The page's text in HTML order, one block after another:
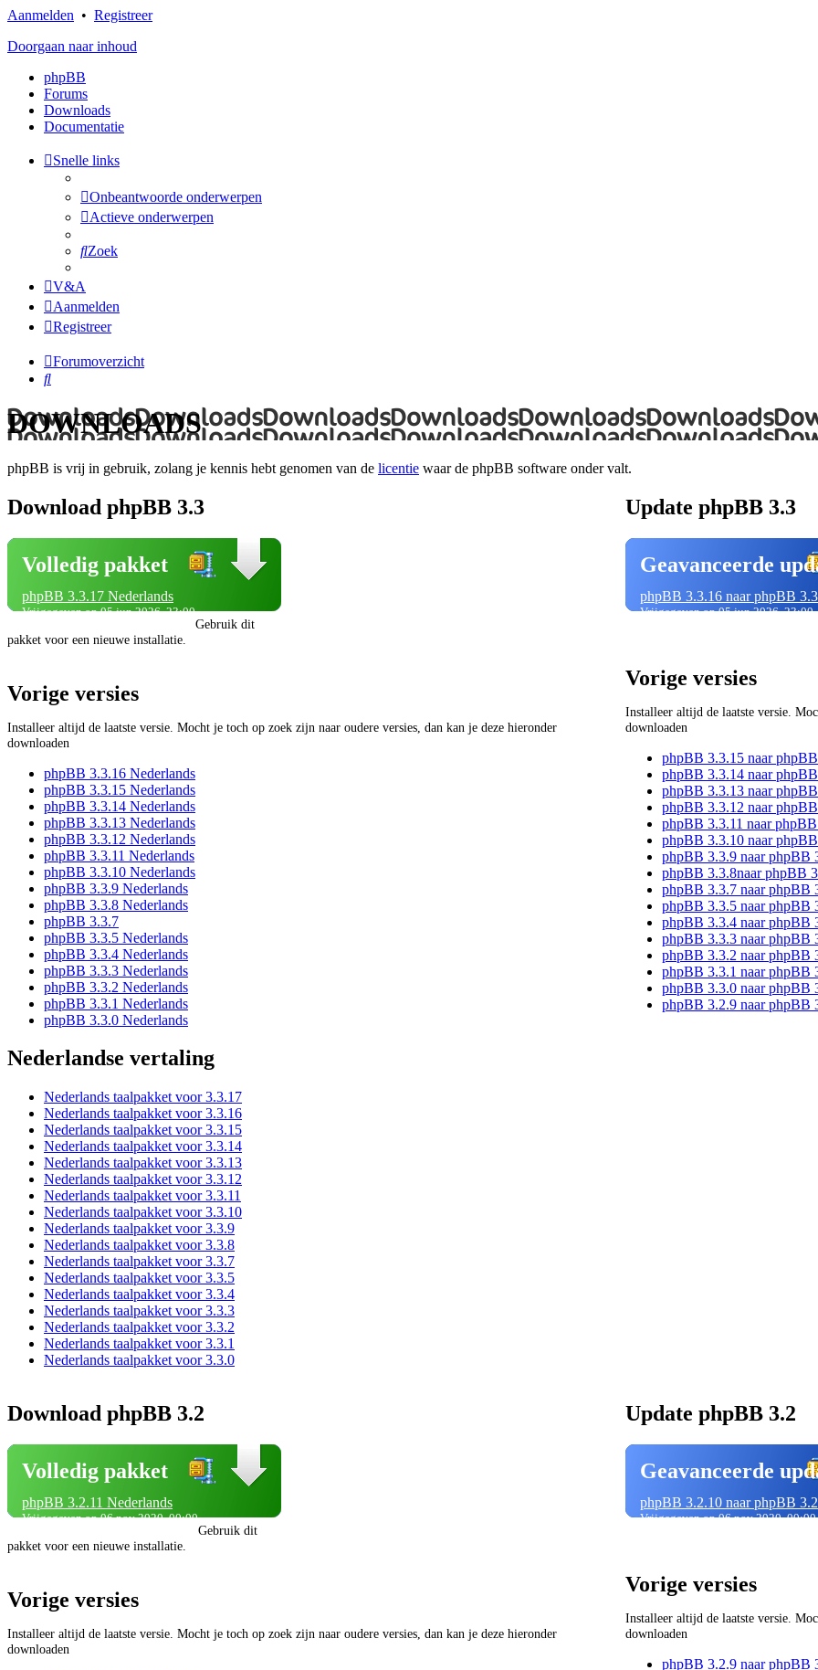
Aanmelden • Registreer
Doorgaan naar inhoud
phpBB
Forums
Downloads
Documentatie
Snelle links
Onbeantwoorde onderwerpen
Actieve onderwerpen
Zoek
V&A
Aanmelden
Registreer
Forumoverzicht
Zoek
DOWNLOADS
phpBB is vrij in gebruik, zolang je kennis hebt genomen van de licentie waar de phpBB software onder valt.
Download phpBB 3.3
Volledig pakket
phpBB 3.3.17 Nederlands
Vrijgegeven op 05 jun 2026, 23:00
Gebruik dit
pakket voor een nieuwe installatie.
Vorige versies
Installeer altijd de laatste versie. Mocht je toch op zoek zijn naar oudere versies, dan kan je deze hieronder
downloaden
phpBB 3.3.16 Nederlands
phpBB 3.3.15 Nederlands
phpBB 3.3.14 Nederlands
phpBB 3.3.13 Nederlands
phpBB 3.3.12 Nederlands
phpBB 3.3.11 Nederlands
phpBB 3.3.10 Nederlands
phpBB 3.3.9 Nederlands
phpBB 3.3.8 Nederlands
phpBB 3.3.7
phpBB 3.3.5 Nederlands
phpBB 3.3.4 Nederlands
phpBB 3.3.3 Nederlands
phpBB 3.3.2 Nederlands
phpBB 3.3.1 Nederlands
phpBB 3.3.0 Nederlands
Nederlandse vertaling
Nederlands taalpakket voor 3.3.17
Nederlands taalpakket voor 3.3.16
Nederlands taalpakket voor 3.3.15
Nederlands taalpakket voor 3.3.14
Nederlands taalpakket voor 3.3.13
Nederlands taalpakket voor 3.3.12
Nederlands taalpakket voor 3.3.11
Nederlands taalpakket voor 3.3.10
Nederlands taalpakket voor 3.3.9
Nederlands taalpakket voor 3.3.8
Nederlands taalpakket voor 3.3.7
Nederlands taalpakket voor 3.3.5
Nederlands taalpakket voor 3.3.4
Nederlands taalpakket voor 3.3.3
Nederlands taalpakket voor 3.3.2
Nederlands taalpakket voor 3.3.1
Nederlands taalpakket voor 3.3.0
Update phpBB 3.3
Geavanceerde
phpBB 3.3.16 naar phpBB
Vrijgegeven op 05 jun 2026, 23:00
Vorige versies
Installeer altijd de laatste versie.
downloaden
phpBB 3.3.15 naar
phpBB 3.3.14 naar
phpBB 3.3.13 naar
phpBB 3.3.12 naar
phpBB 3.3.11 naar
phpBB 3.3.10 naar phpBB
phpBB 3.3.9 naar phpBB
phpBB 3.3.8naar phpBB
phpBB 3.3.7 naar phpBB
phpBB 3.3.5 naar phpBB
phpBB 3.3.4 naar phpBB
phpBB 3.3.3 naar phpBB
phpBB 3.3.2 naar phpBB
phpBB 3.3.1 naar phpBB
phpBB 3.3.0 naar phpBB
phpBB 3.2.9 naar phpBB
Download phpBB 3.2
Volledig pakket
phpBB 3.2.11 Nederlands
Vrijgegeven op 06 nov 2020, 00:00
Gebruik dit
pakket voor een nieuwe installatie.
Vorige versies
Installeer altijd de laatste versie. Mocht je toch op zoek zijn naar oudere versies, dan kan je deze hieronder
downloaden
Update phpBB 3.2
Geavanceerde
phpBB 3.2.10 naar phpBB
Vrijgegeven op 06 nov 2020, 00:00
Vorige versies
Installeer altijd de laatste versie.
downloaden
phpBB 3.2.9 naar phpBB